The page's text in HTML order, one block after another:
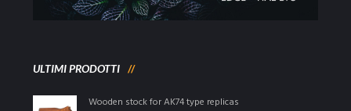
ULTIMI PRODOTTI
Wooden stock for AK74 type replicas